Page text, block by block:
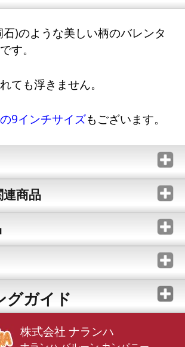
)のような美しい柄のバレンタ
す。
ても浮きません。
9インチサイズもございます。
商品
グガイド
株式会社 ナランハ